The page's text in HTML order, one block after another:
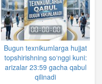
Bugun texnikumlarga hujjat
topshirishning so‘nggi kuni:
arizalar 23:59 gacha qabul
qilinadi